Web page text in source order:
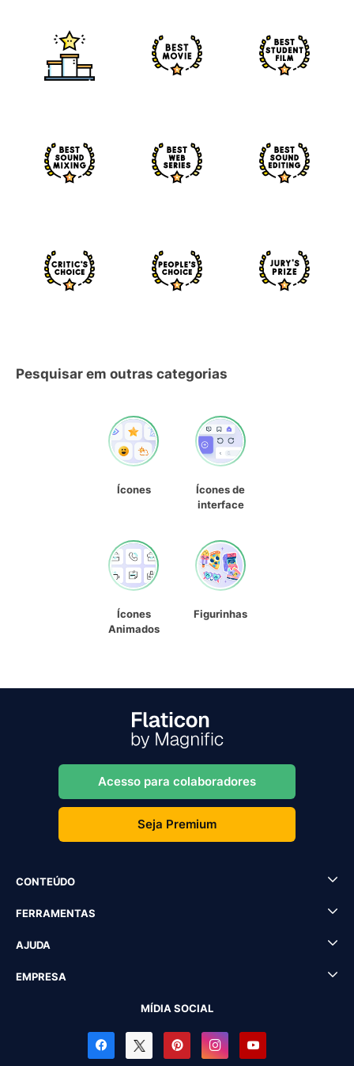
Pesquisar em outras categorias
Ícones
Ícones de
interface
Ícones
Animados
Figurinhas
Acesso para colaboradores
Seja Premium
CONTEÚDO
FERRAMENTAS
AJUDA
EMPRESA
MÍDIA SOCIAL